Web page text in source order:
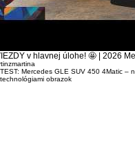
v hlavnej úlohe! 🤩 | 2026